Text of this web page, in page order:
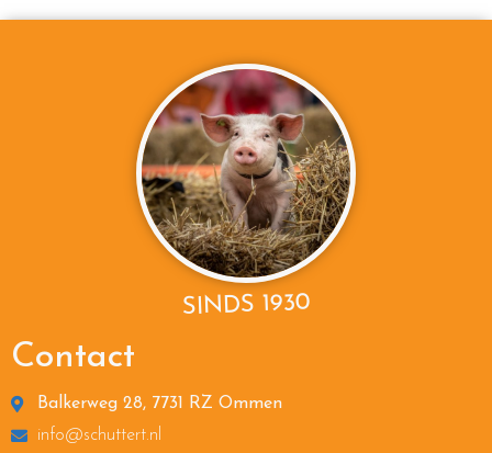
SINDS 1930
Contact
Balkerweg 28, 7731 RZ Ommen
info@schuttert.nl